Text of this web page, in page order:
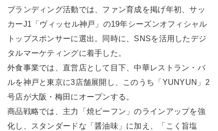
ブランディング活動では、ファン育成を掲げ年初、サッ
カーJ1「ヴィッセル神戸」の19年シーズンオフィシャル
トップスポンサーに選出。同時に、SNSを活用したデジ
タルマーケティングに着手した。
外食事業では、直営店として目下、中華レストラン・バ
ルを神戸と東京に3店舗展開し、このうち「YUNYUN」2
号店が大阪・梅田にオープンする。
商品戦略では、主力「焼ビーフン」のラインアップを強
化し、スタンダードな「醤油味」に加え、「こく旨塩